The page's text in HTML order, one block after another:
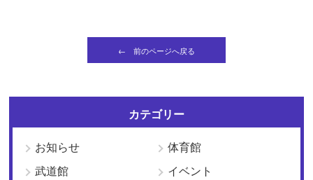
← 前のページへ戻る
カテゴリー
お知らせ
体育館
武道館
イベント